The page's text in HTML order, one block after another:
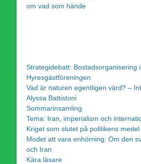
om vad som hände
Strategidebatt: Bostadsorganisering
Hyresgästföreningen
Vad är naturen egentligen värd? –
Alyssa Battistoni
Sommarinsamling
Tema: Iran, imperialism och
Kriget som slutet på politikens medel
Modet att vara enhörning: Om den
och Iran
Kära läsare